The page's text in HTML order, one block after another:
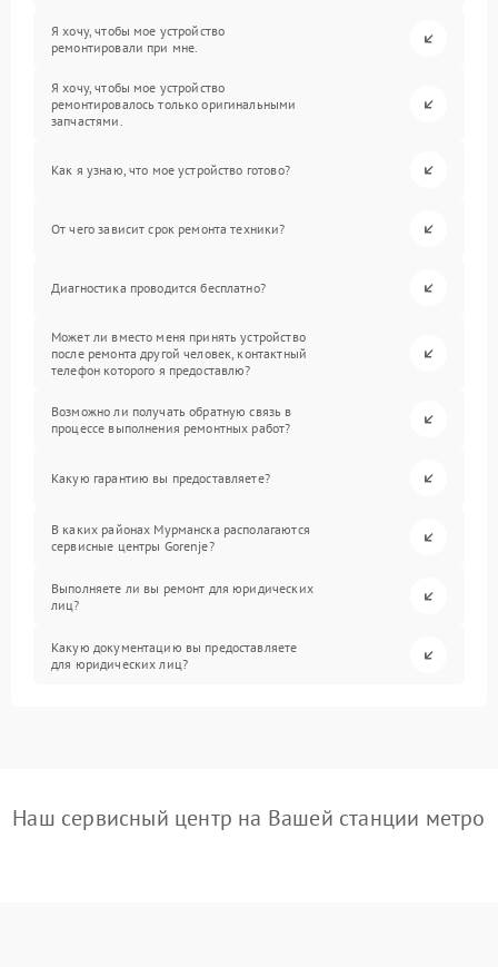
Я хочу, чтобы мое устройство
ремонтировали при мне.
Я хочу, чтобы мое устройство
ремонтировалось только оригинальными
запчастями.
Как я узнаю, что мое устройство готово?
От чего зависит срок ремонта техники?
Диагностика проводится бесплатно?
Может ли вместо меня принять устройство
после ремонта другой человек, контактный
телефон которого я предоставлю?
Возможно ли получать обратную связь в
процессе выполнения ремонтных работ?
Какую гарантию вы предоставляете?
В каких районах Мурманска располагаются
сервисные центры Gorenje?
Выполняете ли вы ремонт для юридических
лиц?
Какую документацию вы предоставляете
для юридических лиц?
Наш сервисный центр на Вашей станции метро